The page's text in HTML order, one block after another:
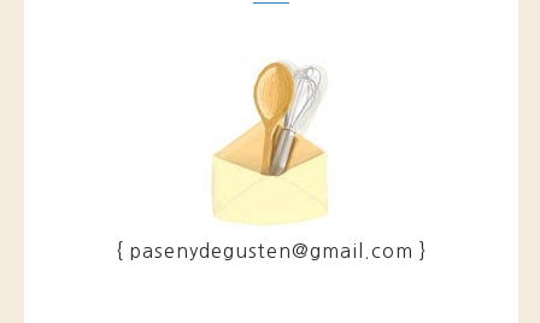
{ pasenydegusten@gmail.com }